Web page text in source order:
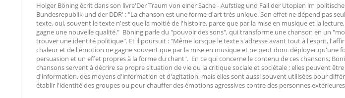
Holger Böning écrit dans son livre'Der Traum von einer Sache - Aufstieg und Fall der Utopien im
Bundesrepublik und der DDR' : "La chanson est une forme d'art très unique. Son effet ne dépend pas
texte, oui, souvent le texte n'est que la moitié de l'histoire, parce que par la mise en musique et la
gagne une nouvelle qualité." Böning parle du "pouvoir des sons", qui transforme une chanson en un
trouver une identité politique". Et il poursuit : "Même lorsque le texte s'adresse avant tout à l'esprit,
chaleur et de l'émotion ne gagne souvent que par la mise en musique et ne peut donc déployer qu'une
persuasion et un effet propres à la forme du chant". En ce qui concerne le contenu de ces chansons,
chansons servent à décrire sa propre situation de vie ou la critique sociale et sociétale ; elles peuvent
d'information, des moyens d'information et d'agitation, mais elles sont aussi souvent utilisées pour
établir l'identité des groupes ou pour chauffer des émotions agressives contre des personnes